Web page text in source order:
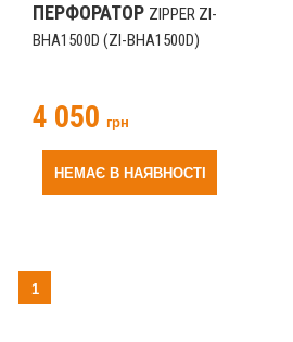
ПЕРФОРАТОР ZIPPER ZI-
BHA1500D (ZI-BHA1500D)
4 050 грн
НЕМАЄ В НАЯВНОСТІ
1